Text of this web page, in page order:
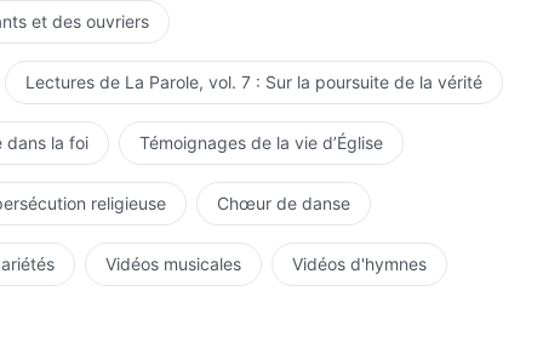
et des ouvriers
Lectures de La Parole, vol. 7 : Sur la poursuite de la vérité
dans la foi Témoignages de la vie d’Église
religieuse Chœur de danse
Vidéos musicales Vidéos d'hymnes